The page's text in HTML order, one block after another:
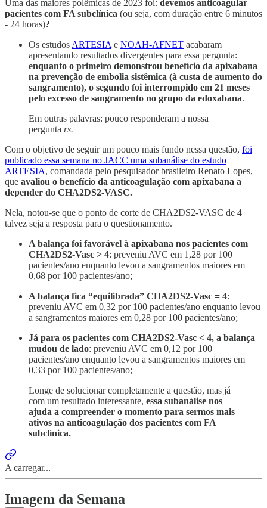
Uma das maiores polêmicas de 2023 foi: devemos anticoagular
pacientes com FA subclínica (ou seja, com duração entre 6 minutos
- 24 horas)?
Os estudos ARTESIA e NOAH-AFNET acabaram
apresentando resultados divergentes para essa pergunta:
enquanto o primeiro demonstrou benefício da apixabana
na prevenção de embolia sistêmica (à custa de aumento do
sangramento), o segundo foi interrompido em 21 meses
pelo excesso de sangramento no grupo da edoxabana.
Em outras palavras: pouco responderam a nossa
pergunta rs.
Com o objetivo de seguir um pouco mais fundo nessa questão, foi
publicado essa semana no JACC uma subanálise do estudo
ARTESIA, comandada pelo pesquisador brasileiro Renato Lopes,
que avaliou o benefício da anticoagulação com apixabana a
depender do CHA2DS2-VASC.
Nela, notou-se que o ponto de corte de CHA2DS2-VASC de 4
talvez seja a resposta para o questionamento.
A balança foi favorável à apixabana nos pacientes com
CHA2DS2-Vasc > 4: preveniu AVC em 1,28 por 100
pacientes/ano enquanto levou a sangramentos maiores em
0,68 por 100 pacientes/ano;
A balança fica “equilibrada” CHA2DS2-Vasc = 4:
preveniu AVC em 0,32 por 100 pacientes/ano enquanto levou
a sangramentos maiores em 0,28 por 100 pacientes/ano;
Já para os pacientes com CHA2DS2-Vasc < 4, a balança
mudou de lado: preveniu AVC em 0,12 por 100
pacientes/ano enquanto levou a sangramentos maiores em
0,33 por 100 pacientes/ano;
Longe de solucionar completamente a questão, mas já
com um resultado interessante, essa subanálise nos
ajuda a compreender o momento para sermos mais
ativos na anticoagulação dos pacientes com FA
subclínica.
A carregar...
Imagem da Semana